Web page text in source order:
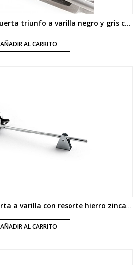
Art.1331/4065 Cierrapuerta triunfo a varilla negro y gris con resorte
AÑADIR AL CARRITO
Art.1331-01 Cierrapuerta a varilla con resorte hierro zincado
AÑADIR AL CARRITO